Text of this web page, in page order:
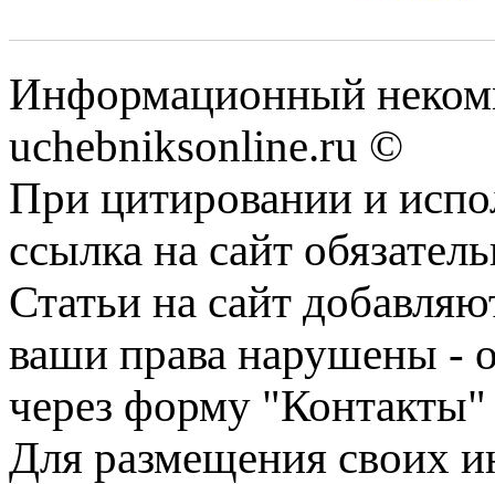
Информационный
uchebniksonline.ru ©
При цитировании и
ссылка на сайт
Статьи на сайт
ваши права нарушены -
через форму "Контакты"
Для размещения своих